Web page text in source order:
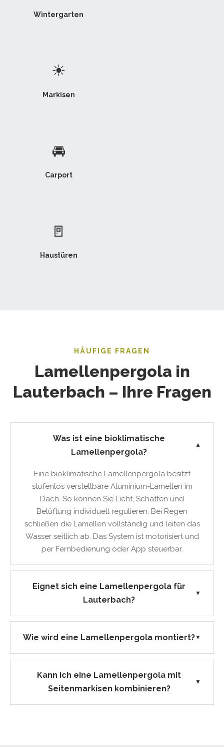
Wintergarten
☀
Markisen
🚘
Carport
🚪
Haustüren
HÄUFIGE FRAGEN
Lamellenpergola in
Lauterbach – Ihre Fragen
Was ist eine bioklimatische
Lamellenpergola?
▼
Eine bioklimatische Lamellenpergola besitzt
stufenlos verstellbare Aluminium-Lamellen im
Dach. So können Sie Licht, Schatten und
Belüftung individuell regulieren. Bei Regen
schließen die Lamellen vollständig und leiten das
Wasser seitlich ab. Das System ist motorisiert und
per Fernbedienung oder App steuerbar.
Eignet sich eine Lamellenpergola für
Lauterbach?
▼
Wie wird eine Lamellenpergola montiert?▼
Kann ich eine Lamellenpergola mit
Seitenmarkisen kombinieren?
▼